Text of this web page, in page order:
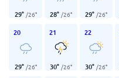
29° /26° 28° /26° 29° /26°
20
29° /26°
21
30° /26°
22
30° /26°